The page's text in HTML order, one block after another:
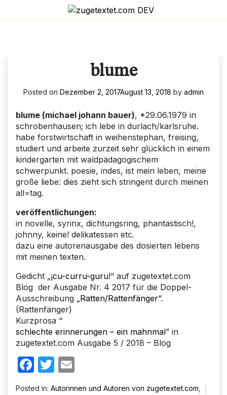
blume
Posted on Dezember 2, 2017August 13, 2018 by admin
blume (michael johann bauer), *29.06.1979 in
schrobenhausen; ich lebe in durlach/karlsruhe.
habe forstwirtschaft in weihenstephan, freising,
studiert und arbeite zurzeit sehr glücklich in einem
kindergarten mit waldpädagogischem
schwerpunkt. poesie, indes, ist mein leben, meine
große liebe: dies zieht sich stringent durch meinen
all=tag.
veröffentlichungen:
in novelle, syrinx, dichtungsring, phantastisch!,
johnny, keine! delikatessen etc.
dazu eine autorenausgabe des dosierten lebens
mit meinen texten.
Gedicht „¡cu-curru-guru!“ auf zugetextet.com
Blog der Ausgabe Nr. 4 2017 für die Doppel-
Ausschreibung „Ratten/Rattenfänger“.
(Rattenfänger)
Kurzprosa “
schlechte erinnerungen – ein mahnmal” in
zugetextet.com Ausgabe 5 / 2018 – Blog
Facebook
Twitter
Posted in: Autorinnen und Autoren von zugetextet.com